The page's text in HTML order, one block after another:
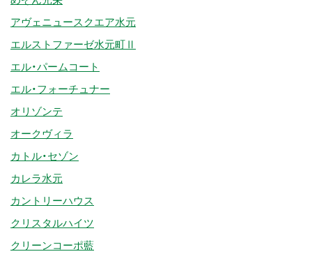
アヴェニュースクエア水元
エルストファーゼ水元町Ⅱ
エル・パームコート
エル・フォーチュナー
オリゾンテ
オークヴィラ
カトル・セゾン
カレラ水元
カントリーハウス
クリスタルハイツ
クリーンコーポ藍